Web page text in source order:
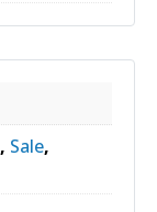
, Sale,